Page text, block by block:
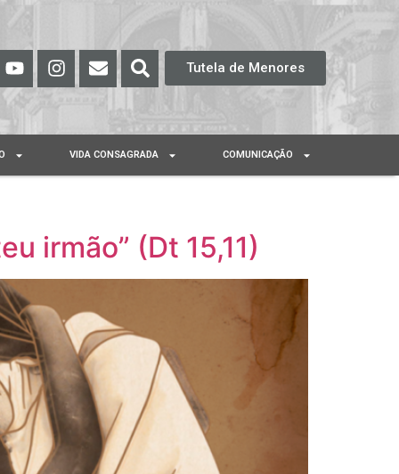
Tutela de Menores
VIDA CONSAGRADA COMUNICAÇÃO
irmão” (Dt 15,11)